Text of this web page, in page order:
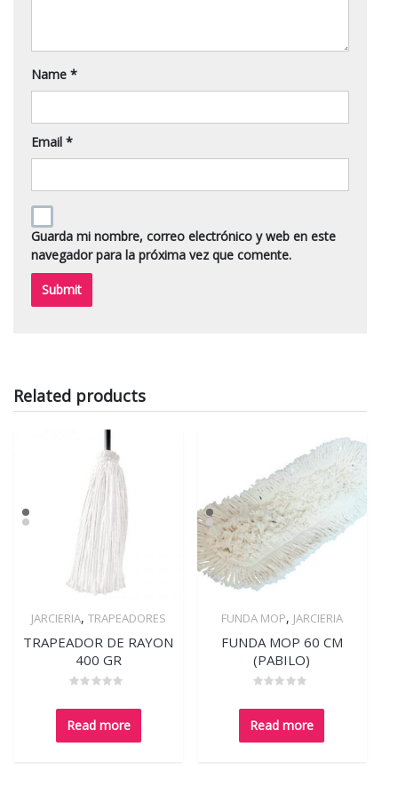
Name *
Email *
Guarda mi nombre, correo electrónico y web en este
navegador para la próxima vez que comente.
Related products
Quick View
JARCIERIA, TRAPEADORES
TRAPEADOR DE RAYON
400 GR
0
out
of
Read more
Quick View
FUNDA MOP, JARCIERIA
FUNDA MOP 60 CM
(PABILO)
0
out
of
Read more